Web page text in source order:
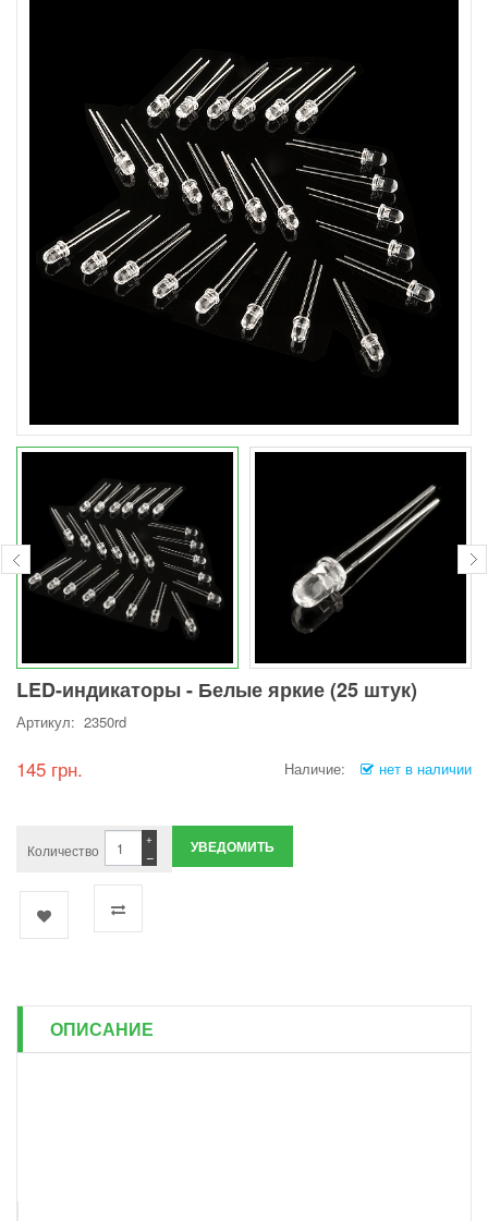
LED-индикаторы - Белые яркие (25 штук)
Артикул: 2350rd
145 грн. Наличие: нет в наличии
Количество −
+ УВЕДОМИТЬ
ОПИСАНИЕ